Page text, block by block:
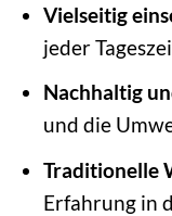
Vielseitig
jeder
Nachhaltig
und die
Traditionelle
Erfahrung in